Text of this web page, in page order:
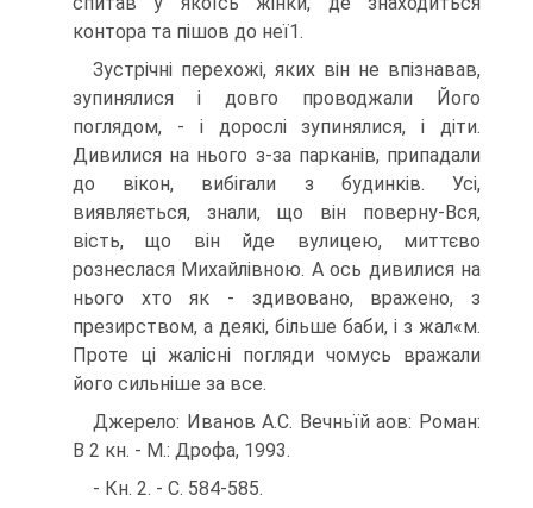
контора та пішов до неї1.
Зустрічні перехожі, яких він не впізнавав,
зупинялися і довго проводжали Його
поглядом, - і дорослі зупинялися, і діти.
Дивилися на нього з-за парканів, припадали
до вікон, вибігали з будинків. Усі,
виявляється, знали, що він поверну-Вся,
вість, що він йде вулицею, миттєво
рознеслася Михайлівною. А ось дивилися на
нього хто як - здивовано, вражено, з
презирством, а деякі, більше баби, і з жал«м.
Проте ці жалісні погляди чомусь вражали
його сильніше за все.
Джерело: Иванов А.С. Вечньїй аов: Роман:
В 2 кн. - М.: Дрофа, 1993.
- Кн. 2. - С. 584-585.